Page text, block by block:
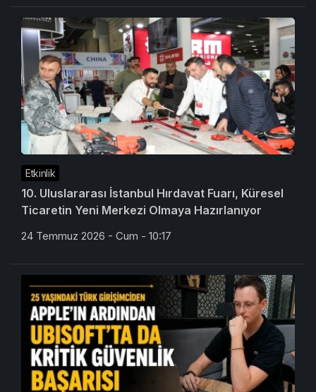
Etkinlik
10. Uluslararası İstanbul Hırdavat Fuarı, Küresel
Ticaretin Yeni Merkezi Olmaya Hazırlanıyor
24 Temmuz 2026 - Cum - 10:17